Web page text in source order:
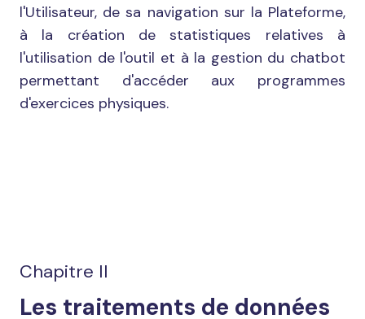
l'Utilisateur, de sa navigation sur la Plateforme,
à la création de statistiques relatives à
l'utilisation de l'outil et à la gestion du chatbot
permettant d'accéder aux programmes
d'exercices physiques.
Chapitre II
Les traitements de données